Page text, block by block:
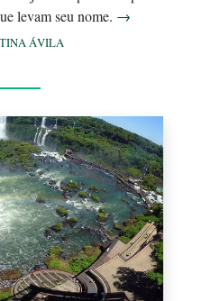
levam seu nome. →
ÁVILA